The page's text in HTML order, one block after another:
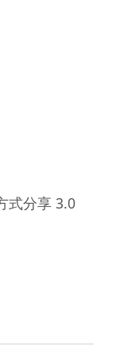
式分享 3.0